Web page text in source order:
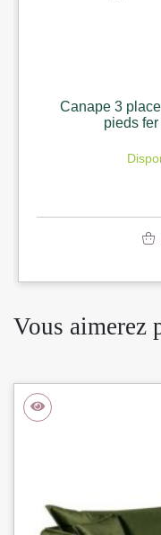
Canape 3
pieds
Vous aimerez